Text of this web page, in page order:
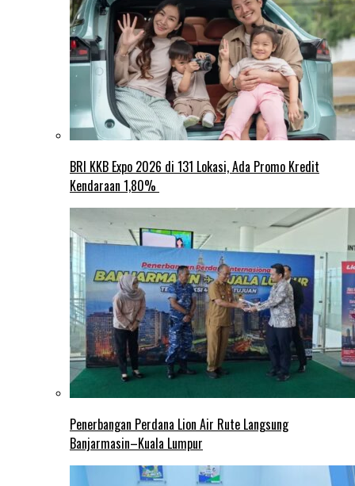
BRI KKB Expo 2026 di 131 Lokasi, Ada Promo Kredit
Kendaraan 1,80%
Penerbangan Perdana Lion Air Rute Langsung
Banjarmasin–Kuala Lumpur